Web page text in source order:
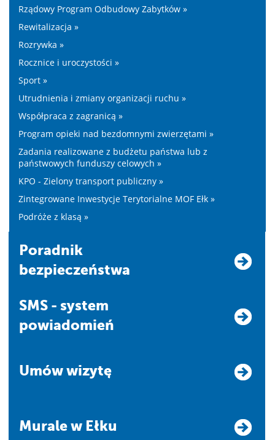
Rządowy Program Odbudowy Zabytków »
Rewitalizacja »
Rozrywka »
Rocznice i uroczystości »
Sport »
Utrudnienia i zmiany organizacji ruchu »
Współpraca z zagranicą »
Program opieki nad bezdomnymi zwierzętami »
Zadania realizowane z budżetu państwa lub z
państwowych funduszy celowych »
KPO - Zielony transport publiczny »
Zintegrowane Inwestycje Terytorialne MOF Ełk »
Podróże z klasą »
Poradnik
bezpieczeństwa
SMS - system
powiadomień
Umów wizytę
Murale w Ełku